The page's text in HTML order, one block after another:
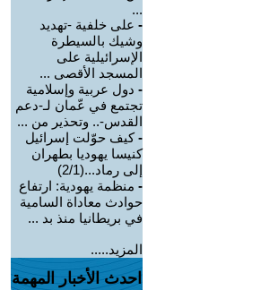
...
- على خلفية -تهديد
وشيك بالسيطرة
الإسرائيلية على
المسجد الأقصى ...
- دول عربية وإسلامية
تجتمع في عّمان لـ-دعم
القدس-.. وتحذير من ...
-كيف حوّلت إسرائيل
كنيسا يهوديا بطهران
إلى رماد...(2/1)
- منظمة يهودية: ارتفاع
حوادث معاداة السامية
في بريطانيا منذ بد ...
المزيد.....
احدث الأخبار المهمة